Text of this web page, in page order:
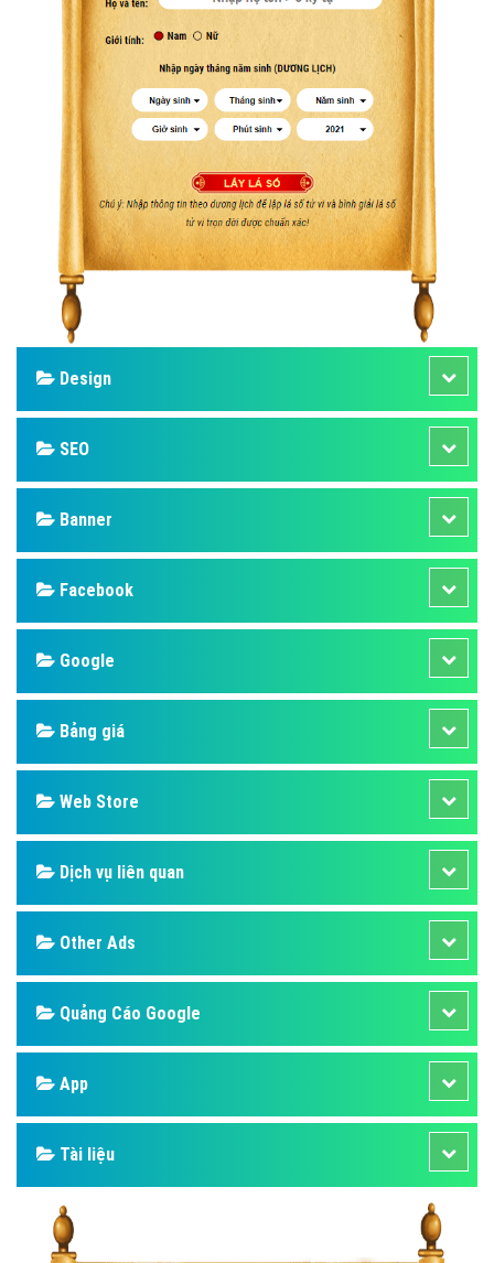
Design
SEO
Banner
Facebook
Google
Bảng giá
Web Store
Dịch vụ liên quan
Other Ads
Quảng Cáo Google
App
Tài liệu